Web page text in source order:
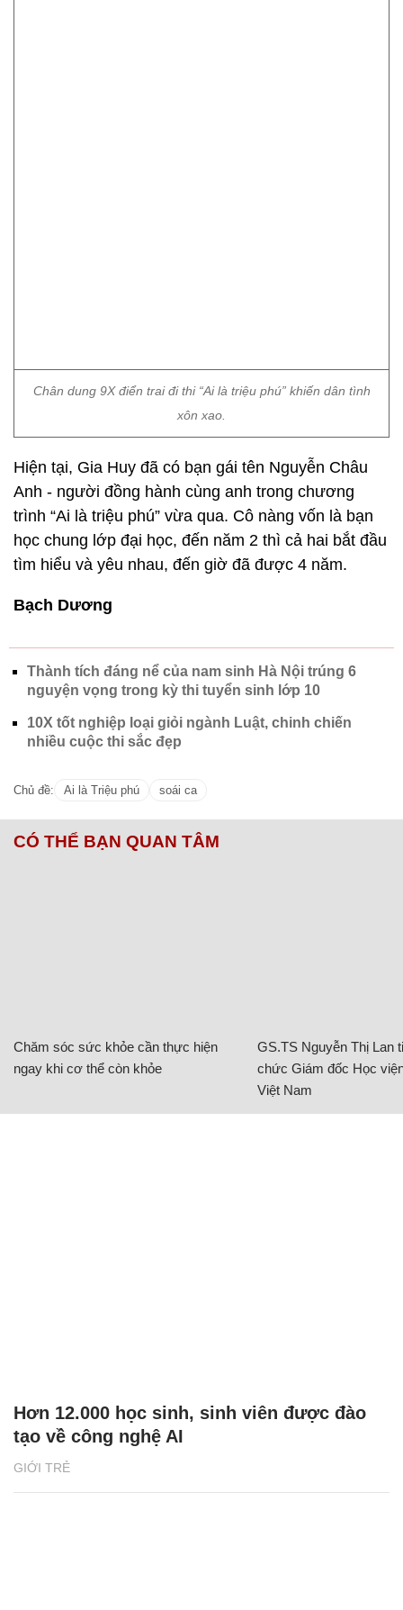
Chân dung 9X điển trai đi thi “Ai là triệu phú” khiến dân tình
xôn xao.
Hiện tại, Gia Huy đã có bạn gái tên Nguyễn Châu
Anh - người đồng hành cùng anh trong chương
trình “Ai là triệu phú” vừa qua. Cô nàng vốn là bạn
học chung lớp đại học, đến năm 2 thì cả hai bắt đầu
tìm hiểu và yêu nhau, đến giờ đã được 4 năm.
Bạch Dương
Thành tích đáng nể của nam sinh Hà Nội trúng 6
nguyện vọng trong kỳ thi tuyển sinh lớp 10
10X tốt nghiệp loại giỏi ngành Luật, chinh chiến
nhiều cuộc thi sắc đẹp
Chủ đề: Ai là Triệu phú soái ca
CÓ THỂ BẠN QUAN TÂM
Chăm sóc sức khỏe cần thực hiện
ngay khi cơ thể còn khỏe
GS.TS Nguyễn Thị Lan
chức Giám đốc Học
Việt Nam
GIỚI TRẺ
Hơn 12.000 học sinh, sinh viên được đào
tạo về công nghệ AI